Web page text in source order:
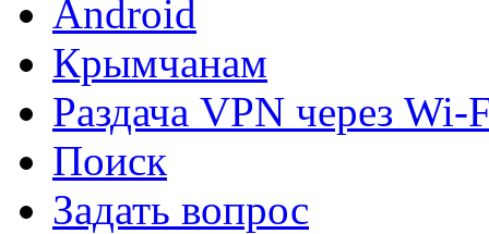
Android
Крымчанам
Раздача VPN через Wi-
Поиск
Задать вопрос